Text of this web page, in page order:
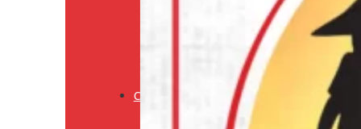
Verzendingsbeleid
Retourneringsbeleid
Contact